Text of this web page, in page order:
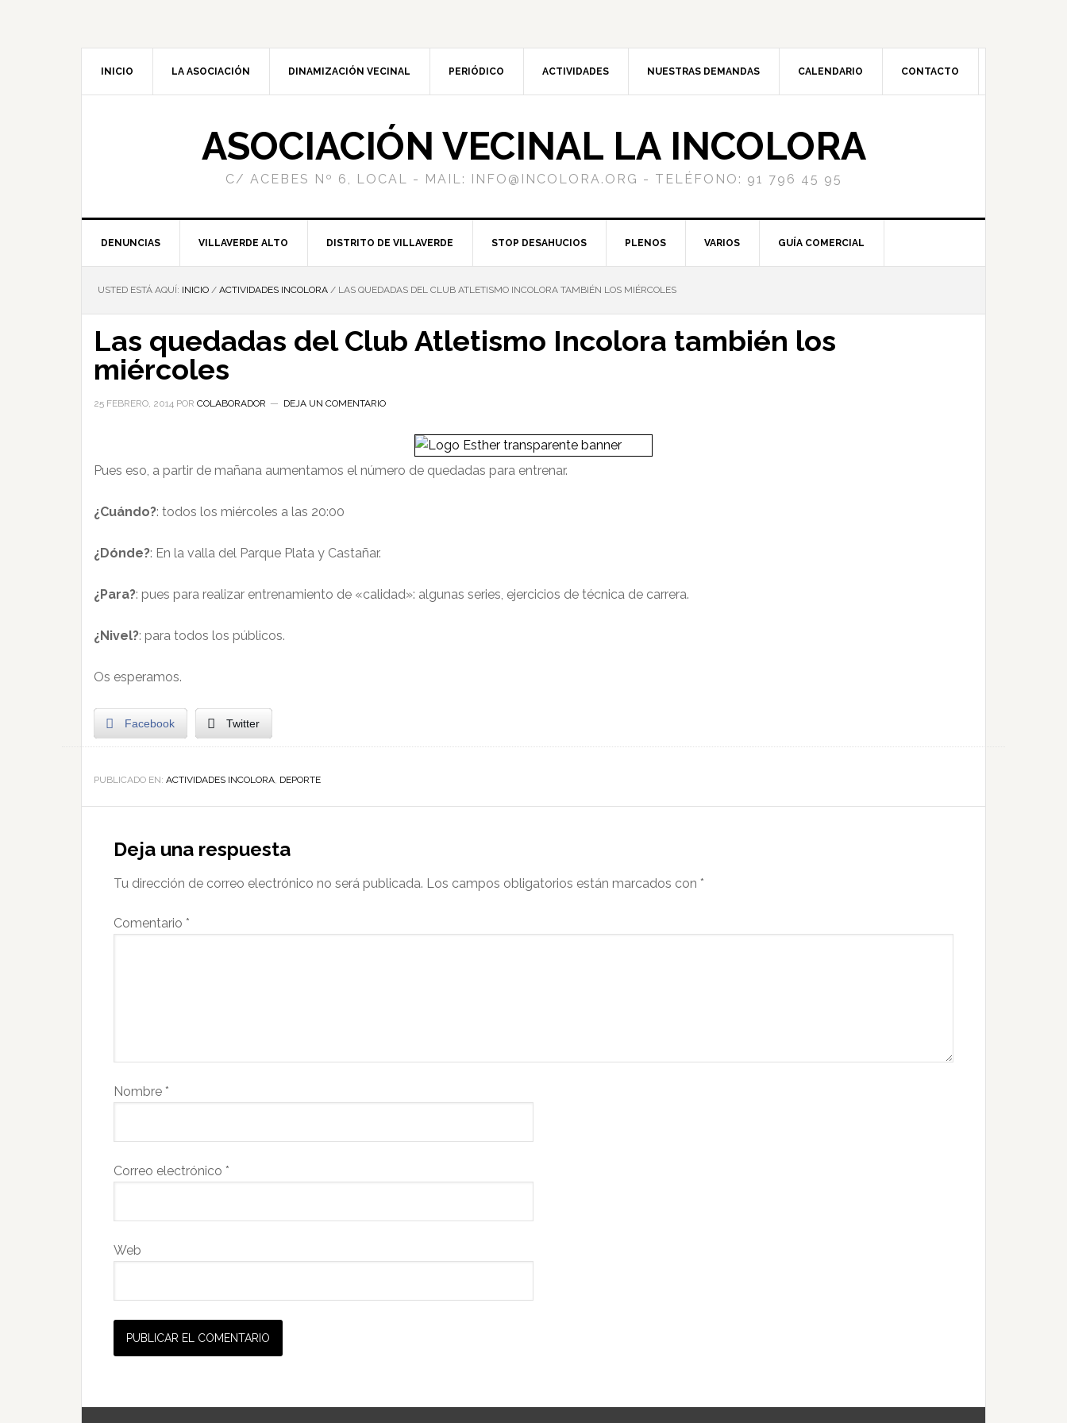
INICIO LA ASOCIACIÓN DINAMIZACIÓN VECINAL PERIÓDICO ACTIVIDADES NUESTRAS DEMANDAS CALENDARIO CONTACTO
ASOCIACIÓN VECINAL LA INCOLORA
C/ ACEBES Nº 6, LOCAL - MAIL: INFO@INCOLORA.ORG - TELÉFONO: 91 796 45 95
DENUNCIAS VILLAVERDE ALTO DISTRITO DE VILLAVERDE STOP DESAHUCIOS PLENOS VARIOS GUÍA COMERCIAL
USTED ESTÁ AQUÍ: INICIO / ACTIVIDADES INCOLORA / LAS QUEDADAS DEL CLUB ATLETISMO INCOLORA TAMBIÉN LOS MIÉRCOLES
Las quedadas del Club Atletismo Incolora también los
miércoles
25 FEBRERO, 2014 POR COLABORADOR DEJA UN COMENTARIO
Pues eso, a partir de mañana aumentamos el número de quedadas para entrenar.
¿Cuándo?: todos los miércoles a las 20:00
¿Dónde?: En la valla del Parque Plata y Castañar.
¿Para?: pues para realizar entrenamiento de «calidad»: algunas series, ejercicios de técnica de carrera.
¿Nivel?: para todos los públicos.
Os esperamos.
Facebook Twitter
PUBLICADO EN: ACTIVIDADES INCOLORA, DEPORTE
Deja una respuesta
Tu dirección de correo electrónico no será publicada. Los campos obligatorios están marcados con *
Comentario *
Nombre *
Correo electrónico *
Web